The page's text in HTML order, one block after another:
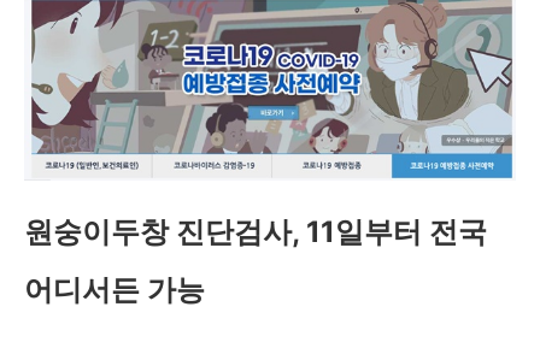
원숭이두창 진단검사, 11일부터 전국
어디서든 가능